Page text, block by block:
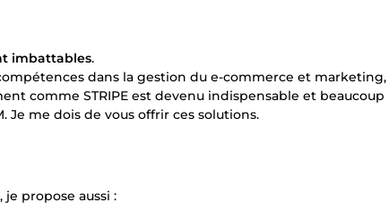
imbattables.
dans la gestion du e-commerce et marketing,
comme STRIPE est devenu indispensable et beaucoup
Je me dois de vous offrir ces solutions.
propose aussi :